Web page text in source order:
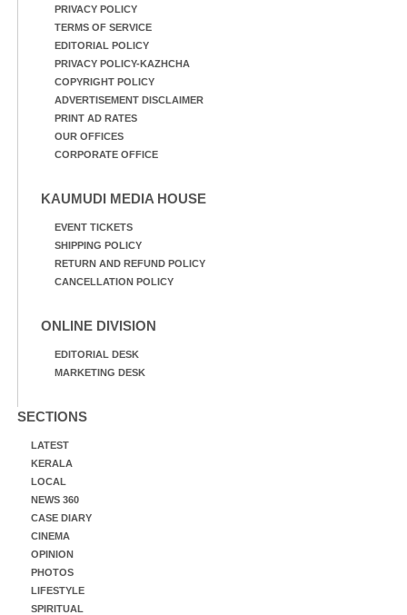
PRIVACY POLICY
TERMS OF SERVICE
EDITORIAL POLICY
PRIVACY POLICY-KAZHCHA
COPYRIGHT POLICY
ADVERTISEMENT DISCLAIMER
PRINT AD RATES
OUR OFFICES
CORPORATE OFFICE
KAUMUDI MEDIA HOUSE
EVENT TICKETS
SHIPPING POLICY
RETURN AND REFUND POLICY
CANCELLATION POLICY
ONLINE DIVISION
EDITORIAL DESK
MARKETING DESK
SECTIONS
LATEST
KERALA
LOCAL
NEWS 360
CASE DIARY
CINEMA
OPINION
PHOTOS
LIFESTYLE
SPIRITUAL